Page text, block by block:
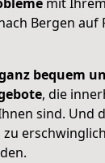
Bergen auf
bequem
, die
sind. Und
zu